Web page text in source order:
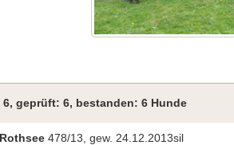
6, geprüft: 6, bestanden: 6 Hunde
478/13, gew. 24.12.2013sil